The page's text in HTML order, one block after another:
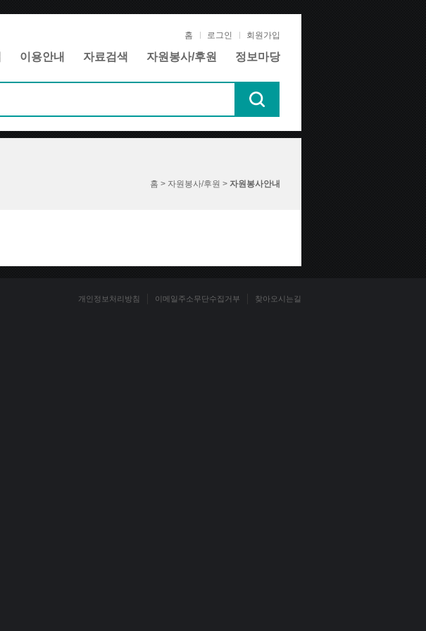
홈 로그인 회원가입
이용안내 자료검색 자원봉사/후원 정보마당
홈 > 자원봉사/후원 > 자원봉사안내
개인정보처리방침 이메일주소무단수집거부 찾아오시는길